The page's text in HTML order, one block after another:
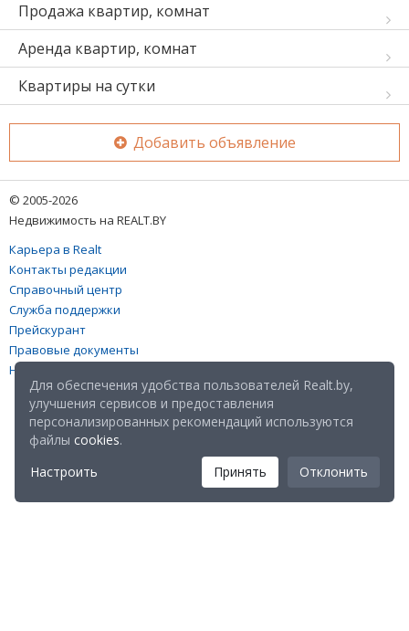
Продажа квартир, комнат
Аренда квартир, комнат
Квартиры на сутки
Добавить объявление
© 2005-2026
Недвижимость на REALT.BY
Карьера в Realt
Контакты редакции
Справочный центр
Служба поддержки
Прейскурант
Правовые документы
Настройка файлов cookies
Для обеспечения удобства пользователей Realt.by,
улучшения сервисов и предоставления
персонализированных рекомендаций используются
файлы cookies.
Настроить
Принять Отклонить